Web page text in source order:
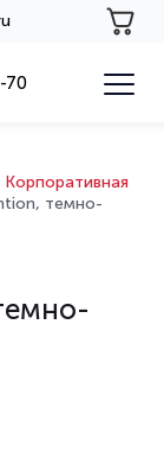
70
Корпоративная
темно-